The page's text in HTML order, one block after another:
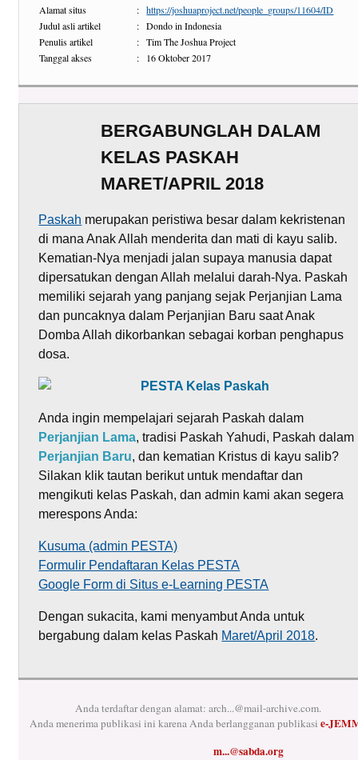
Alamat situs
: https://joshuaproject.net/people_groups/11604/ID
Judul asli artikel
: Dondo in Indonesia
Penulis artikel
: Tim The Joshua Project
Tanggal akses
: 16 Oktober 2017
BERGABUNGLAH DALAM
KELAS PASKAH
MARET/APRIL 2018
Paskah merupakan peristiwa besar dalam kekristenan
di mana Anak Allah menderita dan mati di kayu salib.
Kematian-Nya menjadi jalan supaya manusia dapat
dipersatukan dengan Allah melalui darah-Nya. Paskah
memiliki sejarah yang panjang sejak Perjanjian Lama
dan puncaknya dalam Perjanjian Baru saat Anak
Domba Allah dikorbankan sebagai korban penghapus
dosa.
Anda ingin mempelajari sejarah Paskah dalam
Perjanjian Lama, tradisi Paskah Yahudi, Paskah dalam
Perjanjian Baru, dan kematian Kristus di kayu salib?
Silakan klik tautan berikut untuk mendaftar dan
mengikuti kelas Paskah, dan admin kami akan segera
merespons Anda:
Kusuma (admin PESTA)
Formulir Pendaftaran Kelas PESTA
Google Form di Situs e-Learning PESTA
Dengan sukacita, kami menyambut Anda untuk
bergabung dalam kelas Paskah Maret/April 2018.
Anda terdaftar dengan alamat:arch...@mail-archive.com.
Anda menerima publikasi ini karena Anda berlangganan publikasi e-
m...@sabda.org